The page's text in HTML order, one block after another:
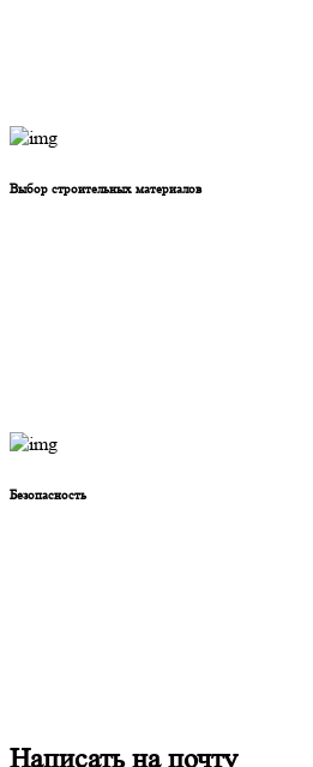
Выбор строительных материалов
Безопасность
Написать на почту